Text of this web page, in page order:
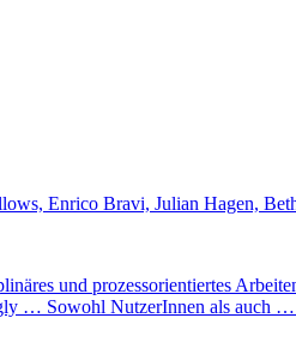
Enrico Bravi, Julian Hagen,
und prozessorientiertes
… Sowohl NutzerInnen als auch …